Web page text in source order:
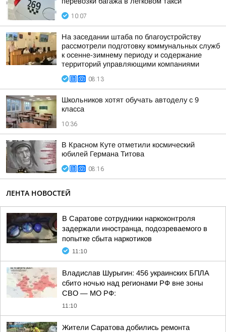
10:07
На заседании штаба по благоустройству
рассмотрели подготовку коммунальных служб
к осенне-зимнему периоду и содержание
территорий управляющими компаниями
08:13
Школьников хотят обучать автоделу с 9
класса
10:36
В Красном Куте отметили космический
юбилей Германа Титова
08:16
ЛЕНТА НОВОСТЕЙ
В Саратове сотрудники наркоконтроля
задержали иностранца, подозреваемого в
попытке сбыта наркотиков
11:10
Владислав Шурыгин: 456 украинских БПЛА
сбито ночью над регионами РФ вне зоны
СВО — МО РФ:
11:10
Жители Саратова добились ремонта